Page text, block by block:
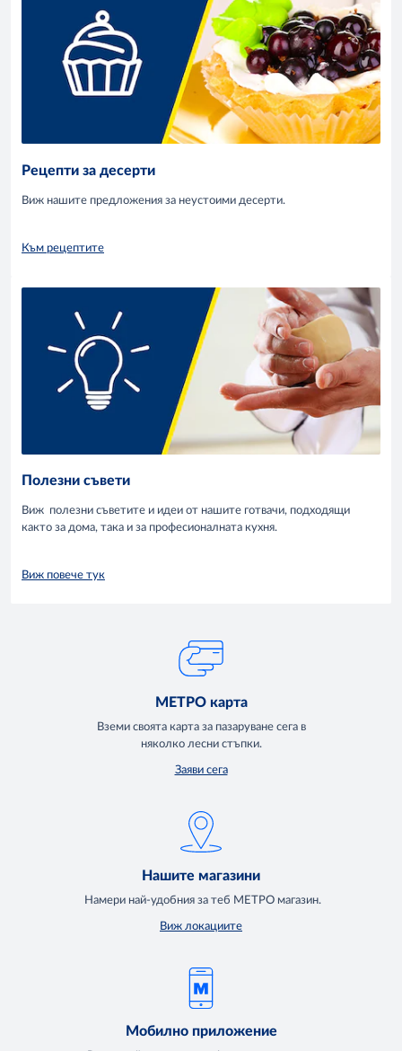
Рецепти за десерти
Виж нашите предложения за неустоими десерти.
Към рецептите
Полезни съвети
Виж полезни съветите и идеи от нашите готвачи, подходящи
както за дома, така и за професионалната кухня.
Виж повече тук
МЕТРО карта
Вземи своята карта за пазаруване сега в
няколко лесни стъпки.
Заяви сега
Нашите магазини
Намери най-удобния за теб МЕТРО магазин.
Виж локациите
Мобилно приложение